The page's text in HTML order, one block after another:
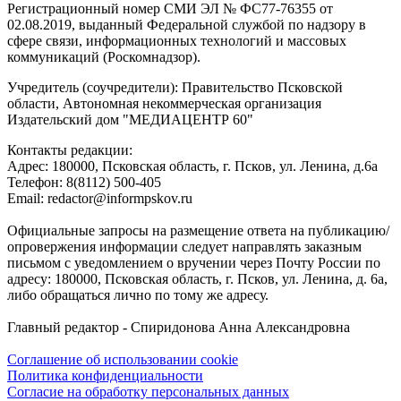
Регистрационный номер СМИ ЭЛ № ФС77-76355 от
02.08.2019, выданный Федеральной службой по надзору в
сфере связи, информационных технологий и массовых
коммуникаций (Роскомнадзор).
Учредитель (соучредители): Правительство Псковской
области, Автономная некоммерческая организация
Издательский дом "МЕДИАЦЕНТР 60"
Контакты редакции:
Адреc: 180000, Псковская область, г. Псков, ул. Ленина, д.6а
Телефон: 8(8112) 500-405
Email: redactor@informpskov.ru
Официальные запросы на размещение ответа на публикацию/
опровержения информации следует направлять заказным
письмом с уведомлением о вручении через Почту России по
адресу: 180000, Псковская область, г. Псков, ул. Ленина, д. 6а,
либо обращаться лично по тому же адресу.
Главный редактор - Спиридонова Анна Александровна
Соглашение об использовании cookie
Политика конфиденциальности
Согласие на обработку персональных данных